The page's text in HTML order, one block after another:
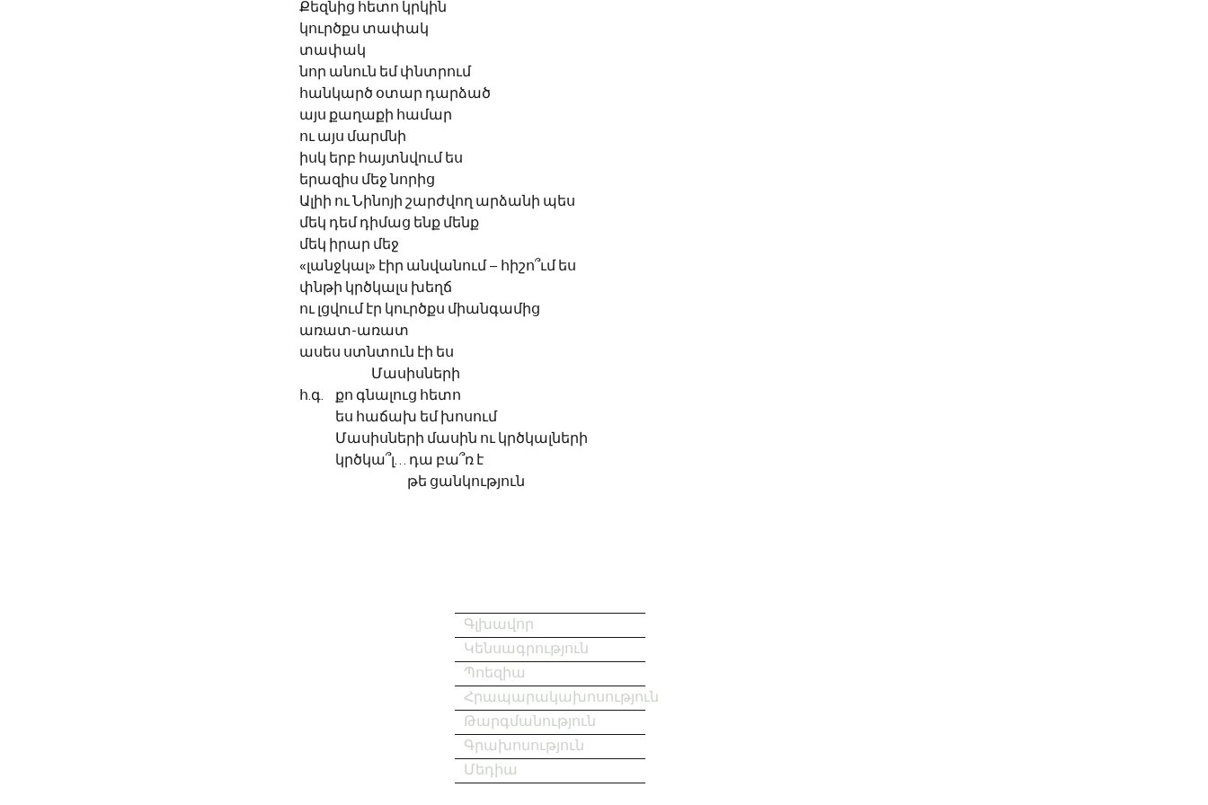
Քեզնից հետո կրկին
կուրծքս տափակ
տափակ
նոր անուն եմ փնտրում
հանկարծ օտար դարձած
այս քաղաքի համար
ու այս մարմնի
իսկ երբ հայտնվում ես
երազիս մեջ նորից
Ալիի ու Նինոյի շարժվող արձանի պես
մեկ դեմ դիմաց ենք մենք
մեկ իրար մեջ
«լանջկալ» էիր անվանում – հիշո՞ւմ ես
փնթի կրծկալս խեղճ
ու լցվում էր կուրծքս միանգամից
առատ-առատ
ասես ստնտուն էի ես
		Մասիսների
հ.գ. 	քո գնալուց հետո
	ես հաճախ եմ խոսում
	Մասիսների մասին ու կրծկալների
	կրծկա՞լ… դա բա՞ռ է
			թե ցանկություն
Գլխավոր
Կենսագրություն
Պոեզիա
Հրապարակախոսություն
Թարգմանություն
Գրախոսություն
Մեդիա